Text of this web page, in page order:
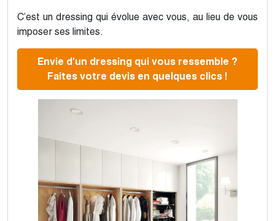
C’est un dressing qui évolue avec vous, au lieu de vous
imposer ses limites.
Envie d'un dressing qui vous ressemble ?
Faites votre devis en quelques clics !